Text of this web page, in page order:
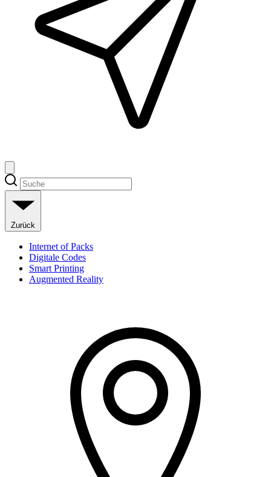
Zurück
Internet of Packs
Digitale Codes
Smart Printing
Augmented Reality